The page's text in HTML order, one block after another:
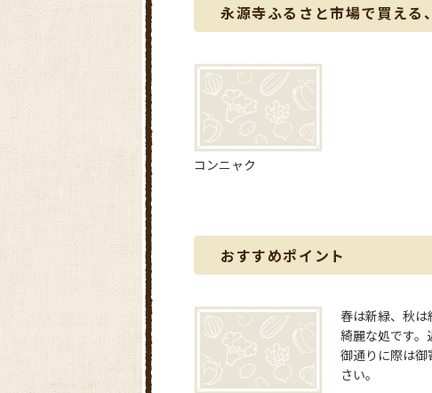
永源寺ふるさと市場で買える
コンニャク
おすすめポイント
春は新緑、秋は
綺麗な処です。
御通りに際は御
さい。